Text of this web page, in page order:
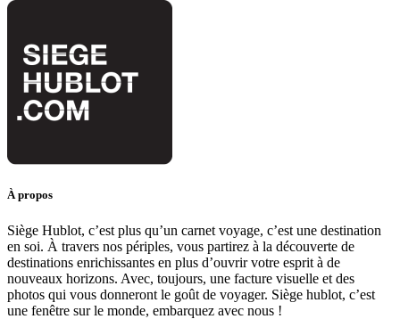
À propos
Siège Hublot, c’est plus qu’un carnet voyage, c’est une destination
en soi. À travers nos périples, vous partirez à la découverte de
destinations enrichissantes en plus d’ouvrir votre esprit à de
nouveaux horizons. Avec, toujours, une facture visuelle et des
photos qui vous donneront le goût de voyager. Siège hublot, c’est
une fenêtre sur le monde, embarquez avec nous !